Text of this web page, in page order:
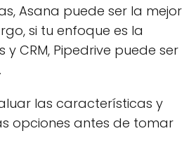
Asana puede ser la mejor
si tu enfoque es la
CRM, Pipedrive puede ser
las características y
opciones antes de tomar